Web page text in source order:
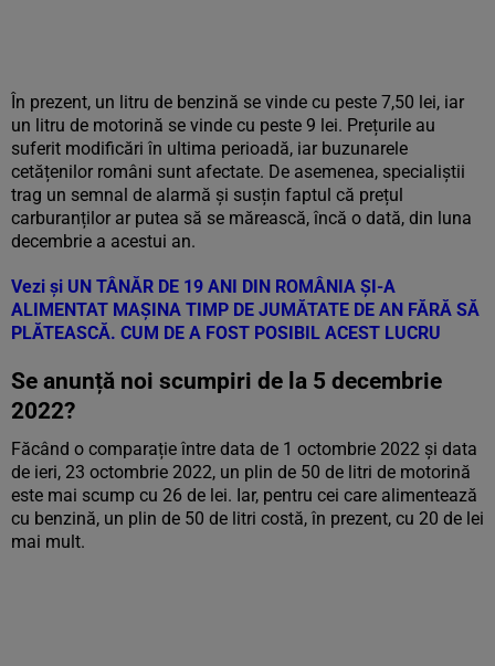
În prezent, un litru de benzină se vinde cu peste 7,50 lei, iar
un litru de motorină se vinde cu peste 9 lei. Prețurile au
suferit modificări în ultima perioadă, iar buzunarele
cetățenilor români sunt afectate. De asemenea, specialiștii
trag un semnal de alarmă și susțin faptul că prețul
carburanților ar putea să se mărească, încă o dată, din luna
decembrie a acestui an.
Vezi și UN TÂNĂR DE 19 ANI DIN ROMÂNIA ȘI-A
ALIMENTAT MAȘINA TIMP DE JUMĂTATE DE AN FĂRĂ SĂ
PLĂTEASCĂ. CUM DE A FOST POSIBIL ACEST LUCRU
Se anunță noi scumpiri de la 5 decembrie
2022?
Făcând o comparație între data de 1 octombrie 2022 și data
de ieri, 23 octombrie 2022, un plin de 50 de litri de motorină
este mai scump cu 26 de lei. Iar, pentru cei care alimentează
cu benzină, un plin de 50 de litri costă, în prezent, cu 20 de lei
mai mult.